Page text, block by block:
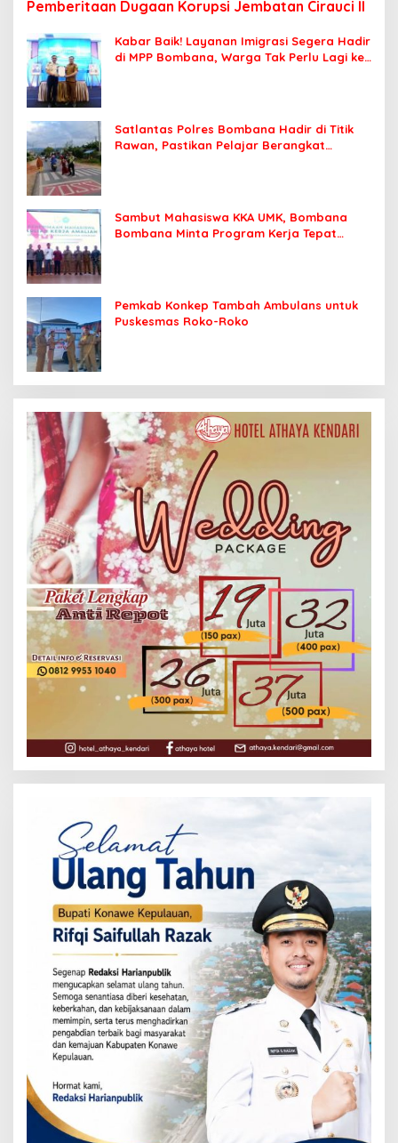
Pemberitaan Dugaan Korupsi Jembatan Cirauci II
Kabar Baik! Layanan Imigrasi Segera Hadir
di MPP Bombana, Warga Tak Perlu Lagi ke
Satlantas Polres Bombana Hadir di Titik
Rawan, Pastikan Pelajar Berangkat
Sambut Mahasiswa KKA UMK, Bombana
Bombana Minta Program Kerja Tepat
Pemkab Konkep Tambah Ambulans untuk
Puskesmas Roko-Roko